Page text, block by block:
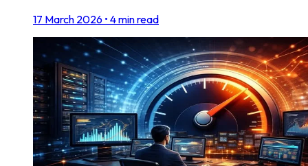
17 March 2026 • 4 min read